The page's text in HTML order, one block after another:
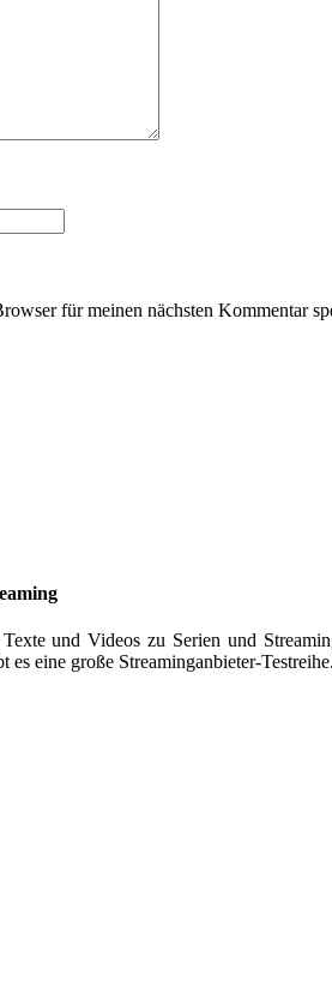
für meinen nächsten Kommentar
und Videos zu Serien und
eine große Streaminganbieter-Testreihe.